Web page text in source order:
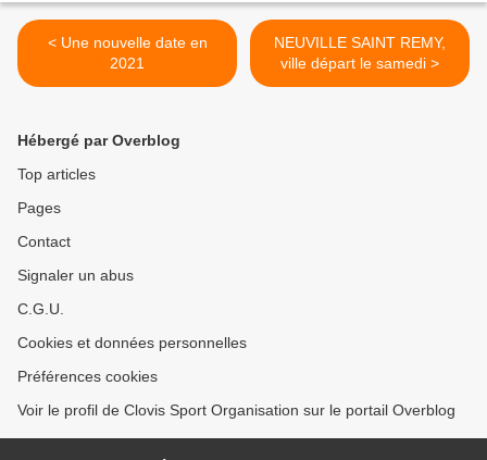
< Une nouvelle date en
2021
NEUVILLE SAINT REMY,
ville départ le samedi >
Hébergé par Overblog
Top articles
Pages
Contact
Signaler un abus
C.G.U.
Cookies et données personnelles
Préférences cookies
Voir le profil de Clovis Sport Organisation sur le portail Overblog